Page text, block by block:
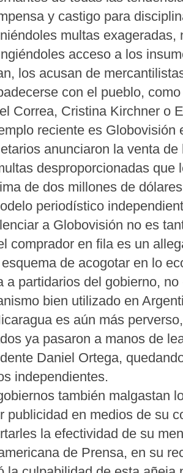
y castigo para
multas exageradas,
acceso a los
los acusan de
con el pueblo,
Correa, Cristina Kirchner o
reciente es Globovisión
anunciaron la venta
desproporcionadas que
de dos millones de
periodístico
a Globovisión no es
comprador en fila es un
de acogotar en lo
a partidarios del gobierno,
bien utilizado en
es aún más
ya pasaron a manos de
Daniel Ortega,
independientes.
también malgastan
publicidad en medios de su
la efectividad de su
de Prensa, en su